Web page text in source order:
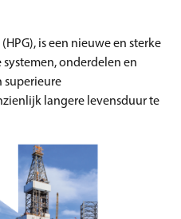
is een nieuwe en sterke
onderdelen en
superieure
langere levensduur te